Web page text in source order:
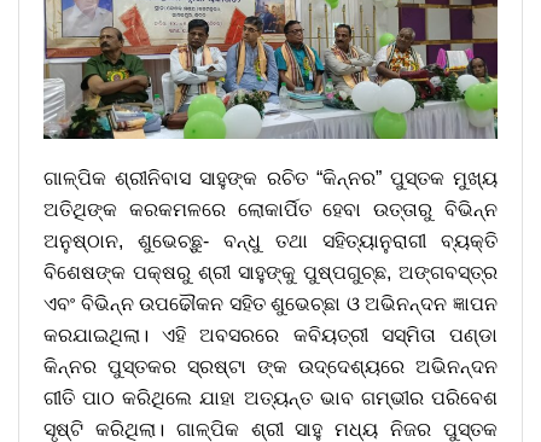
ଗାଳ୍ପିକ ଶ୍ରୀନିବାସ ସାହୁଙ୍କ ରଚିତ “କିନ୍ନର” ପୁସ୍ତକ ମୁଖ୍ୟ
ଅତିଥିଙ୍କ କରକମଳରେ ଲୋକାର୍ପିତ ହେବା ଉତ୍ତାରୁ ବିଭିନ୍ନ
ଅନୁଷ୍ଠାନ, ଶୁଭେଚ୍ଛୁ- ବନ୍ଧୁ ତଥା ସହିତ୍ୟାନୁରାଗୀ ବ୍ୟକ୍ତି
ବିଶେଷଙ୍କ ପକ୍ଷରୁ ଶ୍ରୀ ସାହୁଙ୍କୁ ପୁଷ୍ପଗୁଚ୍ଛ, ଅଙ୍ଗବସ୍ତ୍ର
ଏବଂ ବିଭିନ୍ନ ଉପଢୌକନ ସହିତ ଶୁଭେଚ୍ଛା ଓ ଅଭିନନ୍ଦନ ଜ୍ଞାପନ
କରଯାଇଥିଲା। ଏହି ଅବସରରେ କବିୟତ୍ରୀ ସସ୍ମିତା ପଣ୍ଡା
କିନ୍ନର ପୁସ୍ତକର ସ୍ରଷ୍ଟା ଙ୍କ ଉଦ୍ଦେଶ୍ୟରେ ଅଭିନନ୍ଦନ
ଗୀତି ପାଠ କରିଥିଲେ ଯାହା ଅତ୍ୟନ୍ତ ଭାବ ଗମ୍ଭୀର ପରିବେଶ
ସୃଷ୍ଟି କରିଥିଲା। ଗାଳ୍ପିକ ଶ୍ରୀ ସାହୁ ମଧ୍ୟ ନିଜର ପୁସ୍ତକ